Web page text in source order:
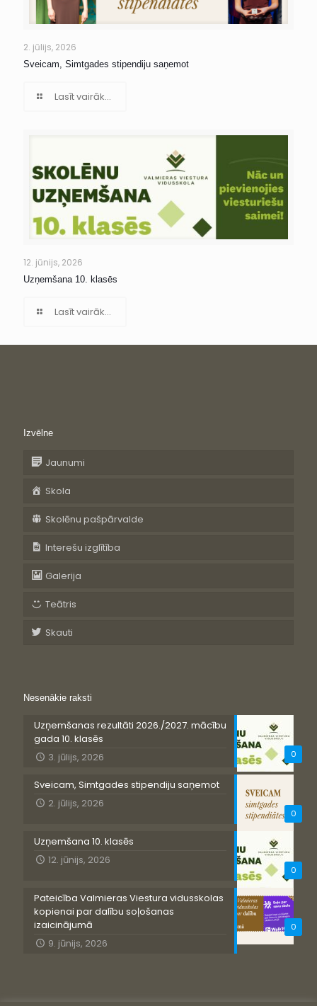
2. jūlijs, 2026
Sveicam, Simtgades stipendiju saņemot
Lasīt vairāk...
12. jūnijs, 2026
Uzņemšana 10. klasēs
Lasīt vairāk...
Izvēlne
Jaunumi
Skola
Skolēnu pašpārvalde
Interešu izglītība
Galerija
Teātris
Skauti
Nesenākie raksti
0
Uzņemšanas rezultāti 2026./2027. mācību
gada 10. klasēs
3. jūlijs, 2026
0
Sveicam, Simtgades stipendiju saņemot
2. jūlijs, 2026
0
Uzņemšana 10. klasēs
12. jūnijs, 2026
0
Pateicība Valmieras Viestura vidusskolas
kopienai par dalību soļošanas
izaicinājumā
9. jūnijs, 2026